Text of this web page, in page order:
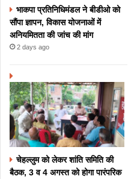
भाकपा प्रतिनिधिमंडल ने बीडीओ को
सौंपा ज्ञापन, विकास योजनाओं में
अनियमितता की जांच की मांग
2 days ago
चेहल्लुम को लेकर शांति समिति की
बैठक, 3 व 4 अगस्त को होगा पारंपरिक